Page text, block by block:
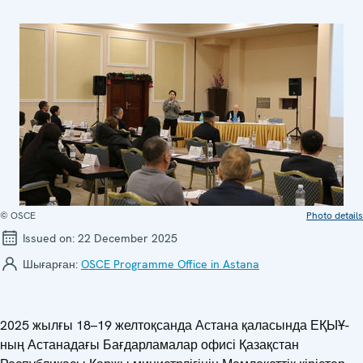
© OSCE Photo details
Issued on: 22 December 2025
Шығарған: OSCE Programme Office in Astana
2025 жылғы 18–19 желтоқсанда Астана қаласында ЕҚЫҰ-
ның Астанадағы Бағдарламалар офисі Қазақстан